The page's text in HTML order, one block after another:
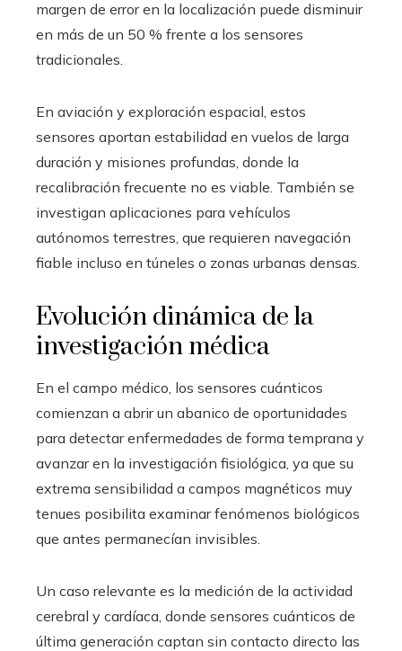
margen de error en la localización puede disminuir
en más de un 50 % frente a los sensores
tradicionales.
En aviación y exploración espacial, estos
sensores aportan estabilidad en vuelos de larga
duración y misiones profundas, donde la
recalibración frecuente no es viable. También se
investigan aplicaciones para vehículos
autónomos terrestres, que requieren navegación
fiable incluso en túneles o zonas urbanas densas.
Evolución dinámica de la
investigación médica
En el campo médico, los sensores cuánticos
comienzan a abrir un abanico de oportunidades
para detectar enfermedades de forma temprana y
avanzar en la investigación fisiológica, ya que su
extrema sensibilidad a campos magnéticos muy
tenues posibilita examinar fenómenos biológicos
que antes permanecían invisibles.
Un caso relevante es la medición de la actividad
cerebral y cardíaca, donde sensores cuánticos de
última generación captan sin contacto directo las